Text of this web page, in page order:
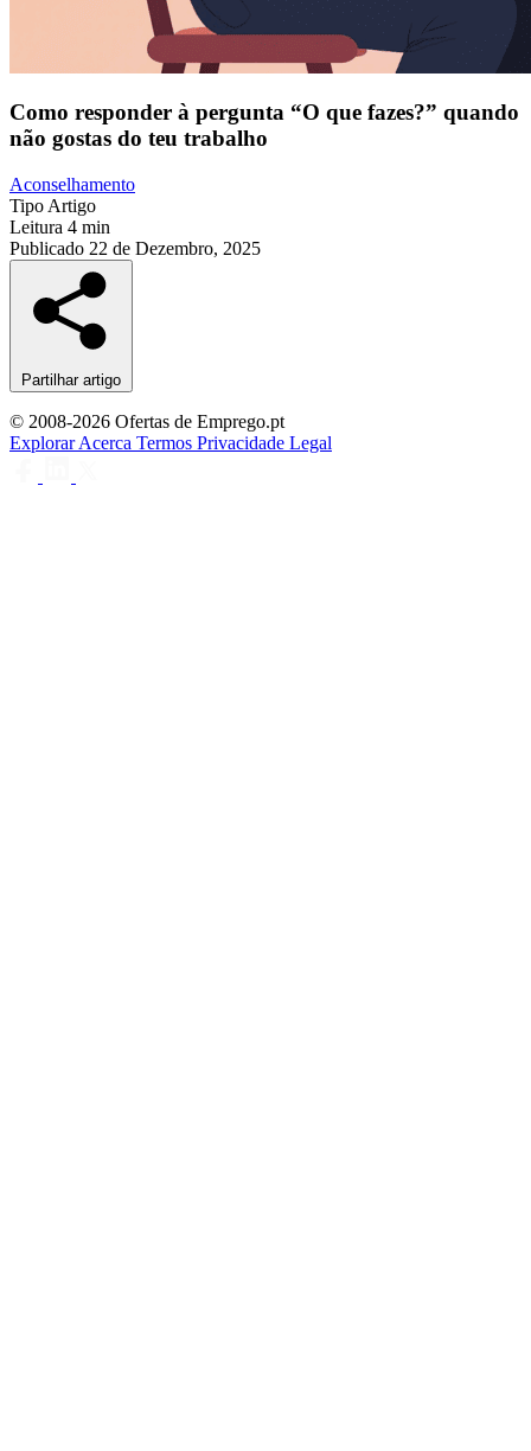
Como responder à pergunta “O que fazes?” quando
não gostas do teu trabalho
Aconselhamento
Tipo Artigo
Leitura 4 min
Publicado 22 de Dezembro, 2025
Partilhar artigo
© 2008-2026 Ofertas de Emprego.pt
ExplorarAcerca Termos Privacidade Legal